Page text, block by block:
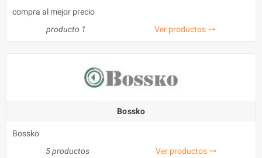
compra al mejor precio
producto 1
Ver productos trending_flat
Bossko
Bossko
5 productos
Ver productos trending_flat